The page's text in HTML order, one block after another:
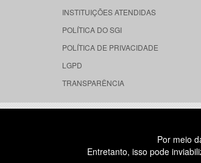
INSTITUIÇÕES ATENDIDAS
POLÍTICA DO SGI
POLÍTICA DE PRIVACIDADE
LGPD
TRANSPARÊNCIA
RUA DONA
ÁGUA
CEP: 05002-
Por meio
Entretanto, isso pode